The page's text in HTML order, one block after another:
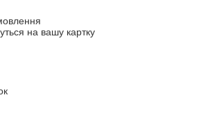
на вашу картку